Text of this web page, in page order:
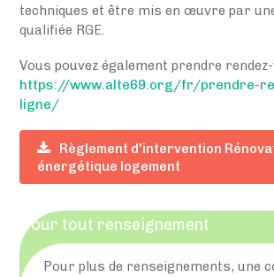
techniques et être mis en œuvre par
qualifiée RGE.
Vous pouvez également prendre
https://www.alte69.org/fr/prendre-
ligne/
Règlement d'intervention
énergétique logement
Pour tout renseignement
Pour plus de renseignements, une